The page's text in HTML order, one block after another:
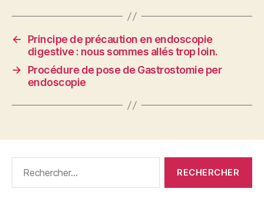
←
Principe de précaution en endoscopie
digestive : nous sommes allés trop loin.
→
Procédure de pose de Gastrostomie per
endoscopie